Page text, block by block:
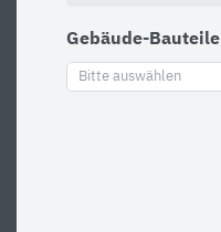
Gebäude-Bauteile
Bitte auswählen